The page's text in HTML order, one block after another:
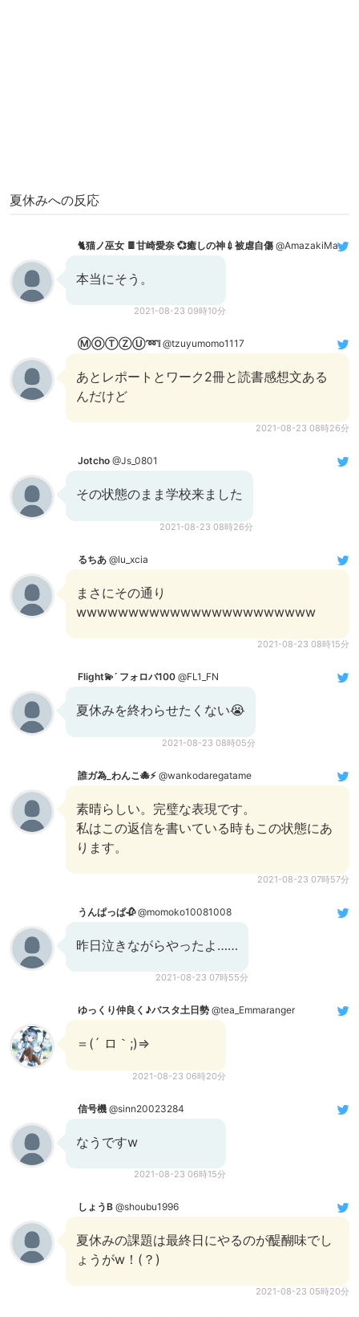
夏休みへの反応
🐈️猫ノ巫女 🍫甘崎愛奈 💞癒しの神💉被虐自傷 @AmazakiMana0731
本当にそう。
2021-08-23 09時10分
Ⓜ︎ⓄⓉⓏⓊ➿❕@tzuyumomo1117
あとレポートとワーク2冊と読書感想文ある
んだけど
2021-08-23 08時26分
Jotcho @Js_0801
その状態のまま学校来ました
2021-08-23 08時26分
るちあ @lu_xcia
まさにその通り
wwwwwwwwwwwwwwwwwwwwwww
2021-08-23 08時15分
Flight💫 フォロバ100 @FL1_FN
夏休みを終わらせたくない😭
2021-08-23 08時05分
誰ガ為_わんこ🐙⚡️ @wankodaregatame
素晴らしい。完璧な表現です。
私はこの返信を書いている時もこの状態にあ
ります。
2021-08-23 07時57分
うんぱっぱ🥀@momoko10081008
昨日泣きながらやったよ……
2021-08-23 07時55分
ゆっくり仲良く♪バスタ土日勢 @tea_Emmaranger
＝(´ ロ｀;)⇒
2021-08-23 06時20分
信号機 @sinn20023284
なうですw
2021-08-23 06時15分
しょうB @shoubu1996
夏休みの課題は最終日にやるのが醍醐味でし
ょうがw！(？)
2021-08-23 05時20分